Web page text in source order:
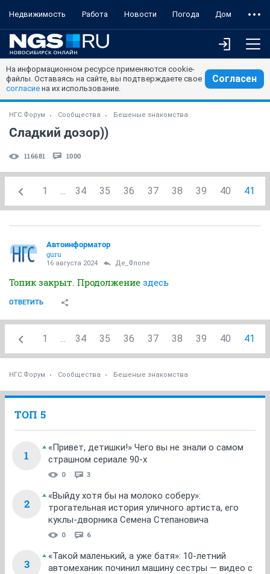
Недвижимость Работа Новости Погода Дом
На информационном ресурсе применяются cookie-
файлы. Оставаясь на сайте, вы подтверждаете свое
согласие на их использование.
Согласен
НГС.Форум Сообщества Бешеные знакомства
Сладкий дозор))
116681 1000
1 ... 34 35 36 37 38 39 40 41
Автоинформатор
guru
16 августа 2024 Де_Флопе
Топик закрыт. Продолжение здесь
ОТВЕТИТЬ
1 ... 34 35 36 37 38 39 40 41
НГС.Форум Сообщества Бешеные знакомства
ТОП 5
1
«Привет, детишки!» Чего вы не знали о самом
страшном сериале 90-х
0 3
2
«Выйду хотя бы на молоко соберу»:
трогательная история уличного артиста, его
куклы-дворника Семена Степановича
0 6
3
«Такой маленький, а уже батя»: 10-летний
автомеханик починил машину сестры — видео с